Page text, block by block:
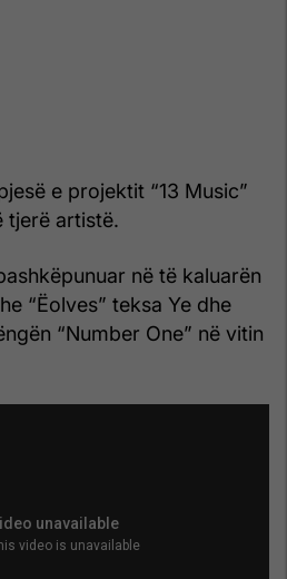
e projektit “13 Music”
tjerë artistë.
në të kaluarën
“Ëolves” teksa Ye dhe
“Number One” në vitin